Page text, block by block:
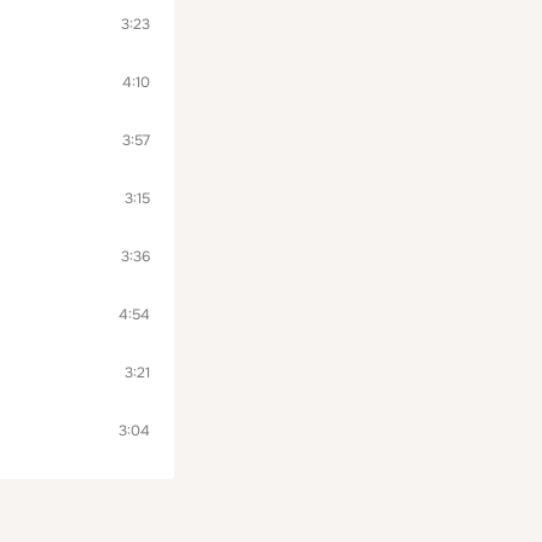
3:23
4:10
3:57
3:15
3:36
4:54
3:21
3:04